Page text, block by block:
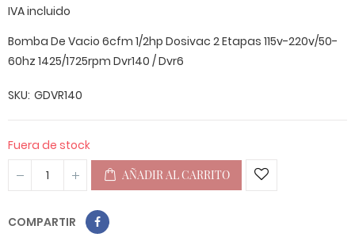
IVA incluido
Bomba De Vacio 6cfm 1/2hp Dosivac 2 Etapas 115v-220v/50-
60hz 1425/1725rpm Dvr140 / Dvr6
SKU GDVR140
Fuera de stock
AÑADIR AL CARRITO
COMPARTIR